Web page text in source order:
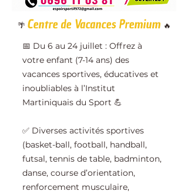
🌴 Centre de Vacances Premium 🔥
📅 Du 6 au 24 juillet : Offrez à
votre enfant (7-14 ans) des
vacances sportives, éducatives et
inoubliables à l’Institut
Martiniquais du Sport 💪
✅ Diverses activités sportives
(basket-ball, football, handball,
futsal, tennis de table, badminton,
danse, course d’orientation,
renforcement musculaire,